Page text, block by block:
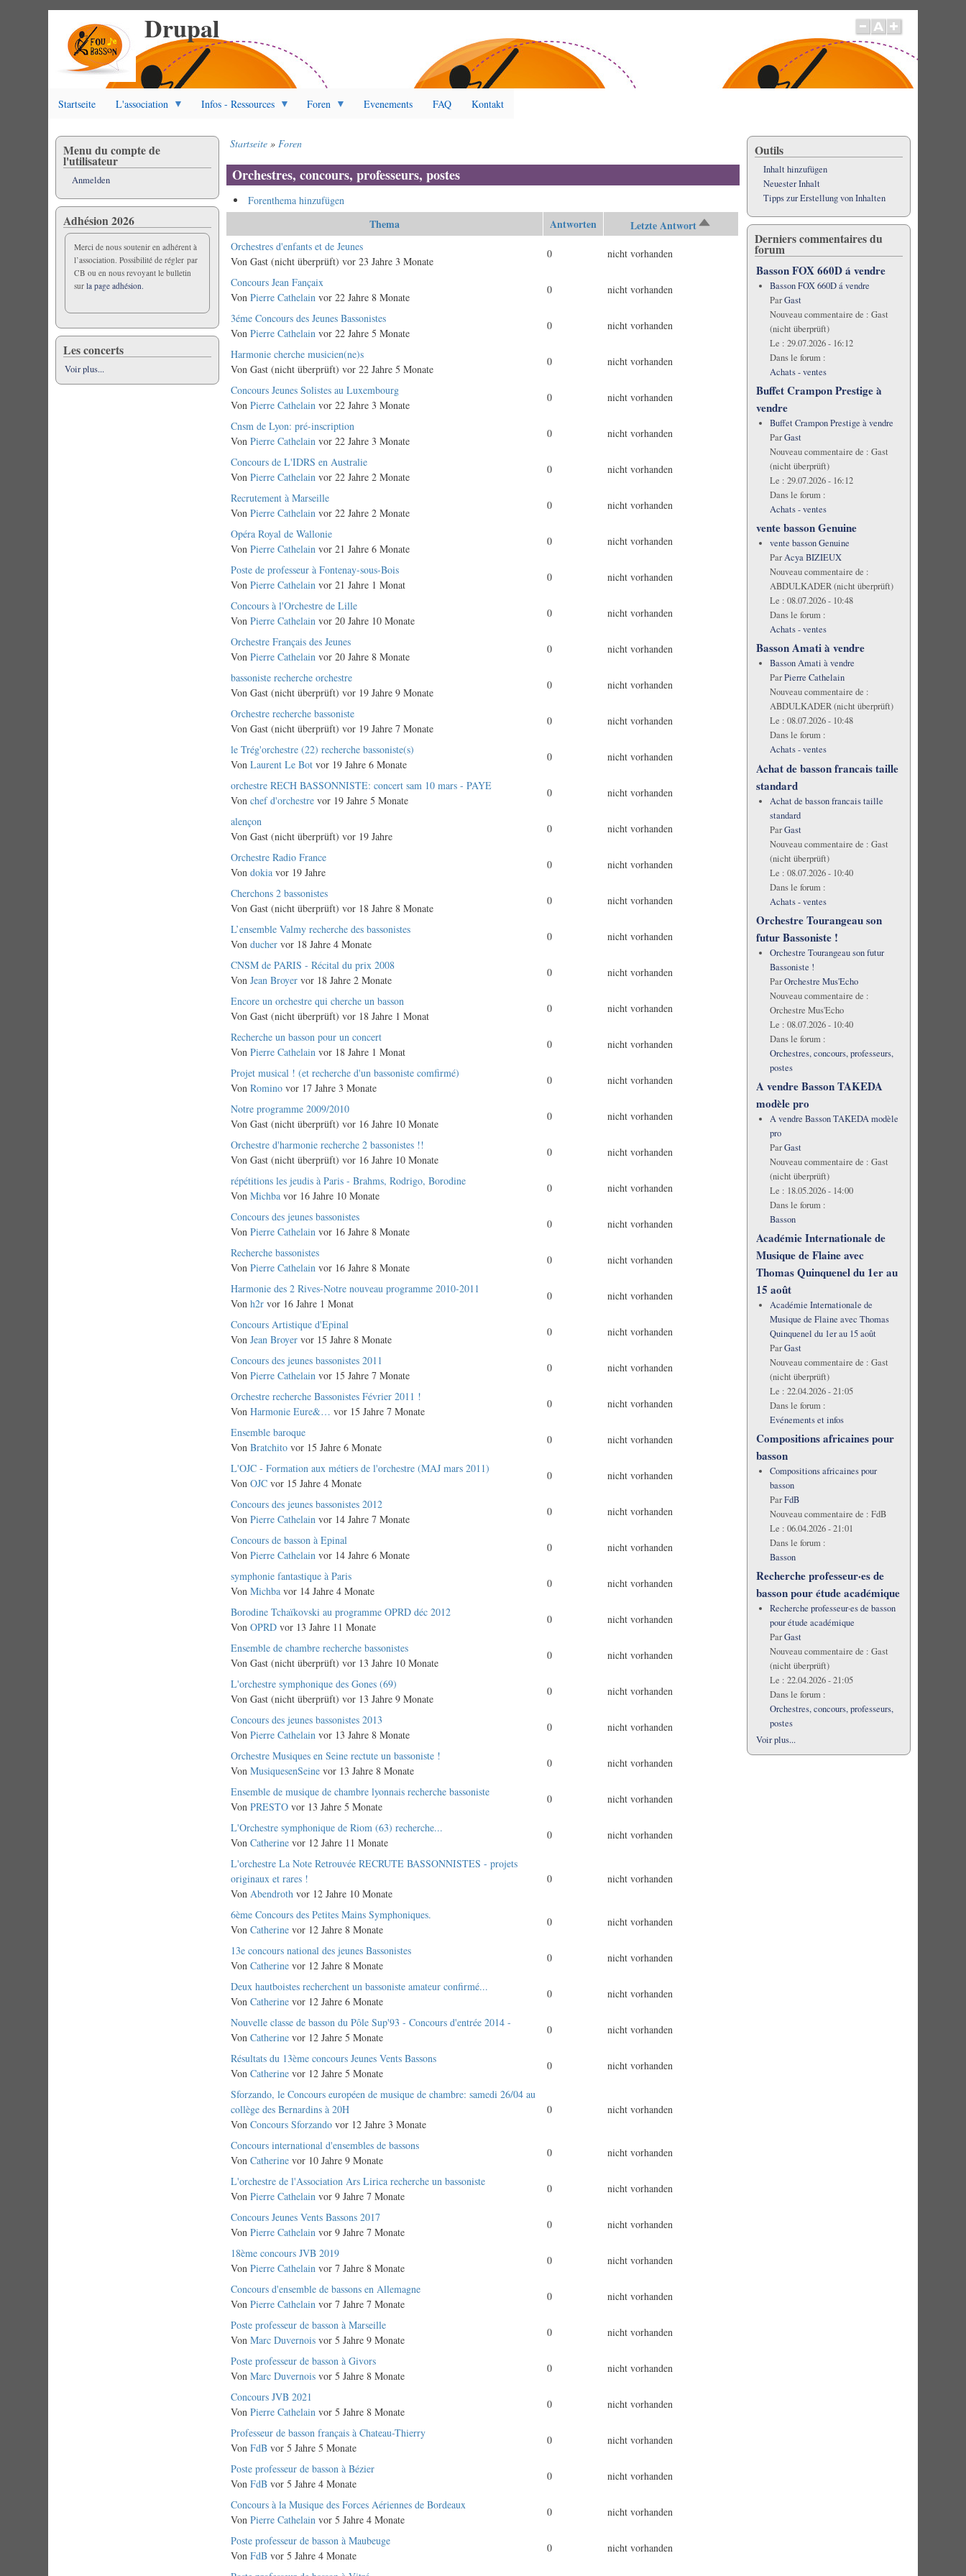
Drupal
Startseite L'association Infos - Ressources Foren Evenements FAQ Kontakt
Startseite Foren
Orchestres, concours, professeurs, postes
Forenthema hinzufügen
Thema Antworten Letzte Antwort
Absteigend
sortieren
Normales
Thema
Orchestres d'enfants et de Jeunes
VonGast (nicht überprüft) vor 23 Jahre 3 Monate
0 nicht vorhanden
Normales
Thema
Concours Jean Fançaix
VonPierre Cathelain vor 22 Jahre 8 Monate
0 nicht vorhanden
Normales
Thema
3éme Concours des Jeunes Bassonistes
VonPierre Cathelain vor 22 Jahre 5 Monate
0 nicht vorhanden
Normales
Thema
Harmonie cherche musicien(ne)s
VonGast (nicht überprüft) vor 22 Jahre 5 Monate
0 nicht vorhanden
Normales
Thema
Concours Jeunes Solistes au Luxembourg
VonPierre Cathelain vor 22 Jahre 3 Monate
0 nicht vorhanden
Normales
Thema
Cnsm de Lyon: pré-inscription
VonPierre Cathelain vor 22 Jahre 3 Monate
0 nicht vorhanden
Normales
Thema
Concours de L'IDRS en Australie
VonPierre Cathelain vor 22 Jahre 2 Monate
0 nicht vorhanden
Normales
Thema
Recrutement à Marseille
VonPierre Cathelain vor 22 Jahre 2 Monate
0 nicht vorhanden
Normales
Thema
Opéra Royal de Wallonie
VonPierre Cathelain vor 21 Jahre 6 Monate
0 nicht vorhanden
Normales
Thema
Poste de professeur à Fontenay-sous-Bois
VonPierre Cathelain vor 21 Jahre 1 Monat
0 nicht vorhanden
Normales
Thema
Concours à l'Orchestre de Lille
VonPierre Cathelain vor 20 Jahre 10 Monate
0 nicht vorhanden
Normales
Thema
Orchestre Français des Jeunes
VonPierre Cathelain vor 20 Jahre 8 Monate
0 nicht vorhanden
Normales
Thema
bassoniste recherche orchestre
VonGast (nicht überprüft) vor 19 Jahre 9 Monate
0 nicht vorhanden
Normales
Thema
Orchestre recherche bassoniste
VonGast (nicht überprüft) vor 19 Jahre 7 Monate
0 nicht vorhanden
Normales
Thema
le Trég'orchestre (22) recherche bassoniste(s)
VonLaurent Le Bot vor 19 Jahre 6 Monate
0 nicht vorhanden
Normales
Thema
orchestre RECH BASSONNISTE: concert sam 10 mars - PAYE
Vonchef d'orchestre vor 19 Jahre 5 Monate
0 nicht vorhanden
Normales
Thema
alençon
VonGast (nicht überprüft) vor 19 Jahre
0 nicht vorhanden
Normales
Thema
Orchestre Radio France
Vondokia vor 19 Jahre
0 nicht vorhanden
Normales
Thema
Cherchons 2 bassonistes
VonGast (nicht überprüft) vor 18 Jahre 8 Monate
0 nicht vorhanden
Normales
Thema
L’ensemble Valmy recherche des bassonistes
Vonducher vor 18 Jahre 4 Monate
0 nicht vorhanden
Normales
Thema
CNSM de PARIS - Récital du prix 2008
VonJean Broyer vor 18 Jahre 2 Monate
0 nicht vorhanden
Normales
Thema
Encore un orchestre qui cherche un basson
VonGast (nicht überprüft) vor 18 Jahre 1 Monat
0 nicht vorhanden
Normales
Thema
Recherche un basson pour un concert
VonPierre Cathelain vor 18 Jahre 1 Monat
0 nicht vorhanden
Normales
Thema
Projet musical ! (et recherche d'un bassoniste comfirmé)
VonRomino vor 17 Jahre 3 Monate
0 nicht vorhanden
Normales
Thema
Notre programme 2009/2010
VonGast (nicht überprüft) vor 16 Jahre 10 Monate
0 nicht vorhanden
Normales
Thema
Orchestre d'harmonie recherche 2 bassonistes !!
VonGast (nicht überprüft) vor 16 Jahre 10 Monate
0 nicht vorhanden
Normales
Thema
répétitions les jeudis à Paris - Brahms, Rodrigo, Borodine
VonMichba vor 16 Jahre 10 Monate
0 nicht vorhanden
Normales
Thema
Concours des jeunes bassonistes
VonPierre Cathelain vor 16 Jahre 8 Monate
0 nicht vorhanden
Normales
Thema
Recherche bassonistes
VonPierre Cathelain vor 16 Jahre 8 Monate
0 nicht vorhanden
Normales
Thema
Harmonie des 2 Rives-Notre nouveau programme 2010-2011
Vonh2r vor 16 Jahre 1 Monat
0 nicht vorhanden
Normales
Thema
Concours Artistique d'Epinal
VonJean Broyer vor 15 Jahre 8 Monate
0 nicht vorhanden
Normales
Thema
Concours des jeunes bassonistes 2011
VonPierre Cathelain vor 15 Jahre 7 Monate
0 nicht vorhanden
Normales
Thema
Orchestre recherche Bassonistes Février 2011 !
VonHarmonie Eure&… vor 15 Jahre 7 Monate
0 nicht vorhanden
Normales
Thema
Ensemble baroque
VonBratchito vor 15 Jahre 6 Monate
0 nicht vorhanden
Normales
Thema
L'OJC - Formation aux métiers de l'orchestre (MAJ mars 2011)
VonOJC vor 15 Jahre 4 Monate
0 nicht vorhanden
Normales
Thema
Concours des jeunes bassonistes 2012
VonPierre Cathelain vor 14 Jahre 7 Monate
0 nicht vorhanden
Normales
Thema
Concours de basson à Epinal
VonPierre Cathelain vor 14 Jahre 6 Monate
0 nicht vorhanden
Normales
Thema
symphonie fantastique à Paris
VonMichba vor 14 Jahre 4 Monate
0 nicht vorhanden
Normales
Thema
Borodine Tchaïkovski au programme OPRD déc 2012
VonOPRD vor 13 Jahre 11 Monate
0 nicht vorhanden
Normales
Thema
Ensemble de chambre recherche bassonistes
VonGast (nicht überprüft) vor 13 Jahre 10 Monate
0 nicht vorhanden
Normales
Thema
L'orchestre symphonique des Gones (69)
VonGast (nicht überprüft) vor 13 Jahre 9 Monate
0 nicht vorhanden
Normales
Thema
Concours des jeunes bassonistes 2013
VonPierre Cathelain vor 13 Jahre 8 Monate
0 nicht vorhanden
Normales
Thema
Orchestre Musiques en Seine rectute un bassoniste !
VonMusiquesenSeine vor 13 Jahre 8 Monate
0 nicht vorhanden
Normales
Thema
Ensemble de musique de chambre lyonnais recherche bassoniste
VonPRESTO vor 13 Jahre 5 Monate
0 nicht vorhanden
Normales
Thema
L'Orchestre symphonique de Riom (63) recherche...
VonCatherine vor 12 Jahre 11 Monate
0 nicht vorhanden
Normales
Thema
L'orchestre La Note Retrouvée RECRUTE BASSONNISTES - projets
originaux et rares !
VonAbendroth vor 12 Jahre 10 Monate
0 nicht vorhanden
Normales
Thema
6ème Concours des Petites Mains Symphoniques.
VonCatherine vor 12 Jahre 8 Monate
0 nicht vorhanden
Normales
Thema
13e concours national des jeunes Bassonistes
VonCatherine vor 12 Jahre 8 Monate
0 nicht vorhanden
Normales
Thema
Deux hautboistes recherchent un bassoniste amateur confirmé...
VonCatherine vor 12 Jahre 6 Monate
0 nicht vorhanden
Normales
Thema
Nouvelle classe de basson du Pôle Sup'93 - Concours d'entrée 2014 -
VonCatherine vor 12 Jahre 5 Monate
0 nicht vorhanden
Normales
Thema
Résultats du 13ème concours Jeunes Vents Bassons
VonCatherine vor 12 Jahre 5 Monate
0 nicht vorhanden
Normales
Thema
Sforzando, le Concours européen de musique de chambre: samedi 26/04 au
collège des Bernardins à 20H
VonConcours Sforzando vor 12 Jahre 3 Monate
0 nicht vorhanden
Normales
Thema
Concours international d'ensembles de bassons
VonCatherine vor 10 Jahre 9 Monate
0 nicht vorhanden
Normales
Thema
L'orchestre de l'Association Ars Lirica recherche un bassoniste
VonPierre Cathelain vor 9 Jahre 7 Monate
0 nicht vorhanden
Normales
Thema
Concours Jeunes Vents Bassons 2017
VonPierre Cathelain vor 9 Jahre 7 Monate
0 nicht vorhanden
Normales
Thema
18ème concours JVB 2019
VonPierre Cathelain vor 7 Jahre 8 Monate
0 nicht vorhanden
Normales
Thema
Concours d'ensemble de bassons en Allemagne
VonPierre Cathelain vor 7 Jahre 7 Monate
0 nicht vorhanden
Normales
Thema
Poste professeur de basson à Marseille
VonMarc Duvernois vor 5 Jahre 9 Monate
0 nicht vorhanden
Normales
Thema
Poste professeur de basson à Givors
VonMarc Duvernois vor 5 Jahre 8 Monate
0 nicht vorhanden
Normales
Thema
Concours JVB 2021
VonPierre Cathelain vor 5 Jahre 8 Monate
0 nicht vorhanden
Normales
Thema
Professeur de basson français à Chateau-Thierry
VonFdB vor 5 Jahre 5 Monate
0 nicht vorhanden
Normales
Thema
Poste professeur de basson à Bézier
VonFdB vor 5 Jahre 4 Monate
0 nicht vorhanden
Normales
Thema
Concours à la Musique des Forces Aériennes de Bordeaux
VonPierre Cathelain vor 5 Jahre 4 Monate
0 nicht vorhanden
Normales
Thema
Poste professeur de basson à Maubeuge
VonFdB vor 5 Jahre 4 Monate
0 nicht vorhanden
Menu du compte de
l'utilisateur
Anmelden
Adhésion 2026
Merci de nous soutenir en adhérent à
l’association. Possibilité de régler par
CB ou en nous revoyant le bulletin
surla page adhésion.
Les concerts
Voir plus...
Outils
Inhalt hinzufügen
Neuester Inhalt
Tipps zur Erstellung von Inhalten
Derniers commentaires du
forum
Basson FOX 660D á vendre
Basson FOX 660D á vendre
ParGast
Nouveau commentaire de : Gast
(nicht überprüft)
Le : 29.07.2026 - 16:12
Dans le forum :
Achats - ventes
Buffet Crampon Prestige à
vendre
Buffet Crampon Prestige à vendre
ParGast
Nouveau commentaire de : Gast
(nicht überprüft)
Le : 29.07.2026 - 16:12
Dans le forum :
Achats - ventes
vente basson Genuine
vente basson Genuine
ParAcya BIZIEUX
Nouveau commentaire de :
ABDULKADER (nicht überprüft)
Le : 08.07.2026 - 10:48
Dans le forum :
Achats - ventes
Basson Amati à vendre
Basson Amati à vendre
ParPierre Cathelain
Nouveau commentaire de :
ABDULKADER (nicht überprüft)
Le : 08.07.2026 - 10:48
Dans le forum :
Achats - ventes
Achat de basson francais taille
standard
Achat de basson francais taille
standard
ParGast
Nouveau commentaire de : Gast
(nicht überprüft)
Le : 08.07.2026 - 10:40
Dans le forum :
Achats - ventes
Orchestre Tourangeau son
futur Bassoniste !
Orchestre Tourangeau son futur
Bassoniste !
ParOrchestre Mus'Echo
Nouveau commentaire de :
Orchestre Mus'Echo
Le : 08.07.2026 - 10:40
Dans le forum :
Orchestres, concours, professeurs,
postes
A vendre Basson TAKEDA
modèle pro
A vendre Basson TAKEDA modèle
pro
ParGast
Nouveau commentaire de : Gast
(nicht überprüft)
Le : 18.05.2026 - 14:00
Dans le forum :
Basson
Académie Internationale de
Musique de Flaine avec
Thomas Quinquenel du 1er au
15 août
Académie Internationale de
Musique de Flaine avec Thomas
Quinquenel du 1er au 15 août
ParGast
Nouveau commentaire de : Gast
(nicht überprüft)
Le : 22.04.2026 - 21:05
Dans le forum :
Evénements et infos
Compositions africaines pour
basson
Compositions africaines pour
basson
ParFdB
Nouveau commentaire de : FdB
Le : 06.04.2026 - 21:01
Dans le forum :
Basson
Recherche professeur·es de
basson pour étude académique
Recherche professeur·es de basson
pour étude académique
ParGast
Nouveau commentaire de : Gast
(nicht überprüft)
Le : 22.04.2026 - 21:05
Dans le forum :
Orchestres, concours, professeurs,
postes
Voir plus...